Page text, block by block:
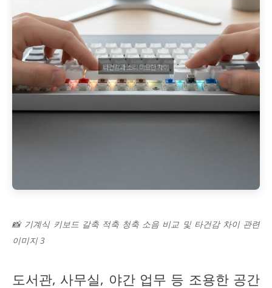
📸 기계식 키보드 갈축 적축 청축 소음 비교 및 타건감 차이 관련
이미지 3
도서관, 사무실, 야간 업무 등 조용한 공간